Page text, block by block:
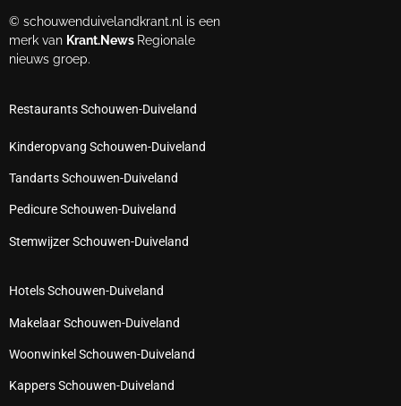
© schouwenduivelandkrant.nl is een
merk van Krant.News Regionale
nieuws groep.
Restaurants Schouwen-Duiveland
Kinderopvang Schouwen-Duiveland
Tandarts Schouwen-Duiveland
Pedicure Schouwen-Duiveland
Stemwijzer Schouwen-Duiveland
Hotels Schouwen-Duiveland
Makelaar Schouwen-Duiveland
Woonwinkel Schouwen-Duiveland
Kappers Schouwen-Duiveland